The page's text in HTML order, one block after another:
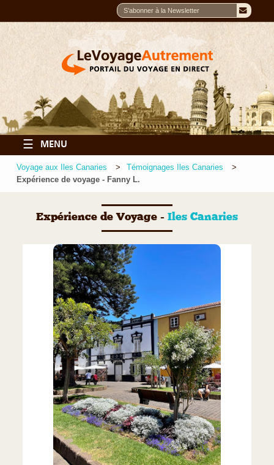
☰ MENU
Voyage aux Iles Canaries
Témoignages Iles Canaries
Expérience de voyage - Fanny L.
Expérience de Voyage - Iles Canaries